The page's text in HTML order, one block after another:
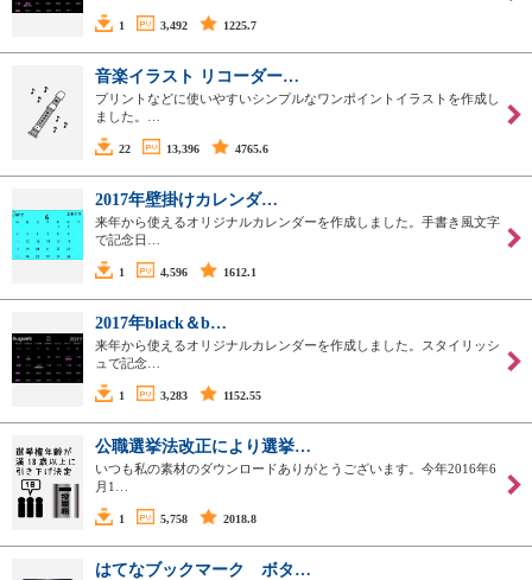
1 3,492 1225.7
音楽イラスト リコーダー…
プリントなどに使いやすいシンプルなワンポイントイラストを作成し
ました。…
22 13,396 4765.6
2017年壁掛けカレンダ…
来年から使えるオリジナルカレンダーを作成しました。手書き風文字
で記念日…
1 4,596 1612.1
2017年black＆b…
来年から使えるオリジナルカレンダーを作成しました。スタイリッシ
ュで記念…
1 3,283 1152.55
公職選挙法改正により選挙…
いつも私の素材のダウンロードありがとうございます。今年2016年6
月1…
1 5,758 2018.8
はてなブックマーク ボタ…